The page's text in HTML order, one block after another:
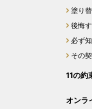
塗り
後悔
必ず
その
11の約
オンラ